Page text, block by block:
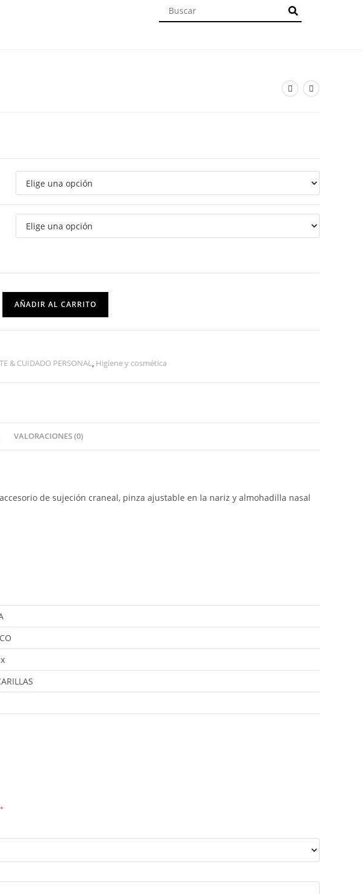
AÑADIR AL CARRITO
& CUIDADO PERSONAL, Higiene y cosmética
VALORACIONES (0)
de sujeción craneal, pinza ajustable en la nariz y almohadilla nasal
*